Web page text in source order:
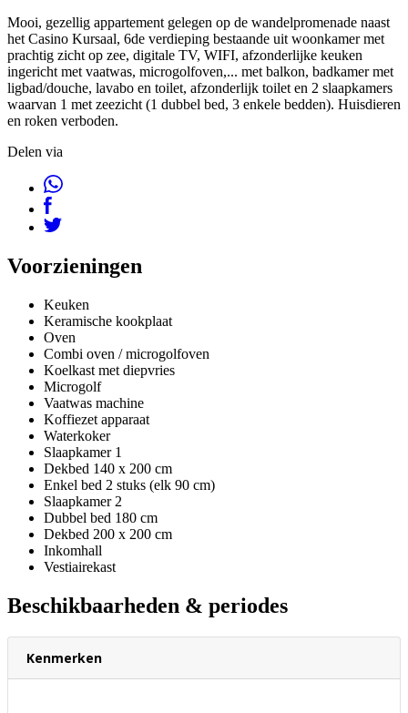
Mooi, gezellig appartement gelegen op de wandelpromenade naast
het Casino Kursaal, 6de verdieping bestaande uit woonkamer met
prachtig zicht op zee, digitale TV, WIFI, afzonderlijke keuken
ingericht met vaatwas, microgolfoven,... met balkon, badkamer met
ligbad/douche, lavabo en toilet, afzonderlijk toilet en 2 slaapkamers
waarvan 1 met zeezicht (1 dubbel bed, 3 enkele bedden). Huisdieren
en roken verboden.
Delen via
Voorzieningen
Keuken
Keramische kookplaat
Oven
Combi oven / microgolfoven
Koelkast met diepvries
Microgolf
Vaatwas machine
Koffiezet apparaat
Waterkoker
Slaapkamer 1
Dekbed 140 x 200 cm
Enkel bed 2 stuks (elk 90 cm)
Slaapkamer 2
Dubbel bed 180 cm
Dekbed 200 x 200 cm
Inkomhall
Vestiairekast
Beschikbaarheden & periodes